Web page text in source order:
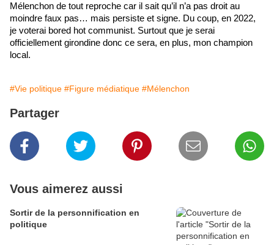
Mélenchon de tout reproche car il sait qu’il n’a pas droit au
moindre faux pas… mais persiste et signe. Du coup, en 2022,
je voterai bored hot communist. Surtout que je serai
officiellement girondine donc ce sera, en plus, mon champion
local.
#Vie politique #Figure médiatique #Mélenchon
Partager
Vous aimerez aussi
Sortir de la personnification en
politique